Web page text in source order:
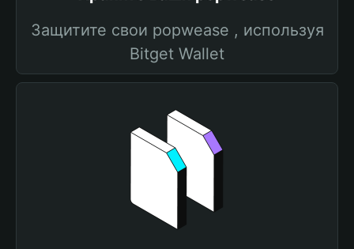
Защитите свои popwease , используя
Bitget Wallet